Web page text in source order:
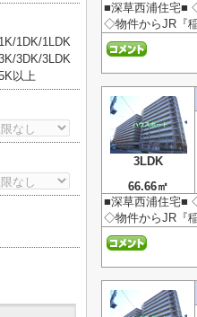
■深草西浦住宅■
◇物件からJR『
3LDK
66.66㎡
■深草西浦住宅■
◇物件からJR『
1K/1DK/1LDK
3DK/3LDK
以上